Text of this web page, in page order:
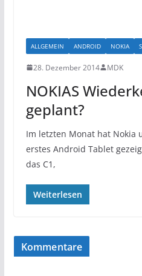
ALLGEMEIN ANDROID NOKIA
28. Dezember 2014 MDK
NOKIAS
geplant?
Im letzten Monat hat Nokia
erstes Android Tablet
das C1,
Weiterlesen
Kommentare